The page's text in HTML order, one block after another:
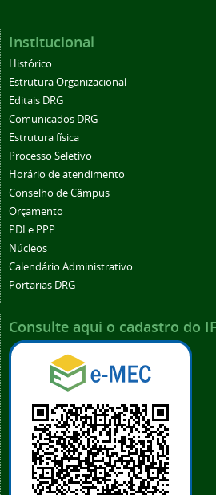
Institucional
Histórico
Estrutura Organizacional
Editais DRG
Comunicados DRG
Estrutura física
Processo Seletivo
Horário de atendimento
Conselho de Câmpus
Orçamento
PDI e PPP
Núcleos
Calendário Administrativo
Portarias DRG
Consulte aqui o cadastro do